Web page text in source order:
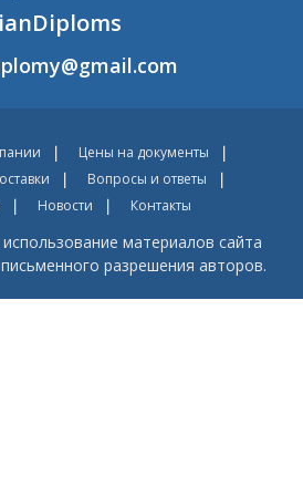
Цены на документы
Вопросы и ответы
Новости Контакты
материалов сайта
разрешения авторов.